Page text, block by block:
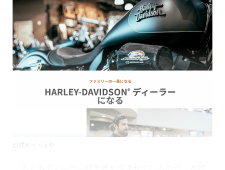
公式サイトより